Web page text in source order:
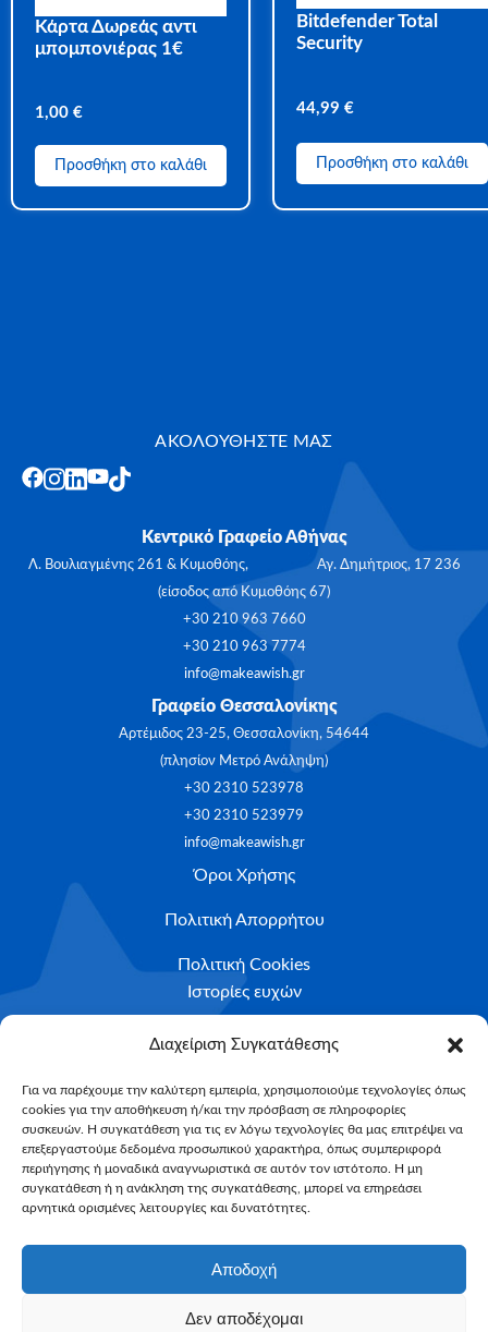
Διαχείριση Συγκατάθεσης
Για να παρέχουμε την καλύτερη εμπειρία, χρησιμοποιούμε τεχνολογίες όπως
cookies για την αποθήκευση ή/και την πρόσβαση σε πληροφορίες
συσκευών. Η συγκατάθεση για τις εν λόγω τεχνολογίες θα μας επιτρέψει να
επεξεργαστούμε δεδομένα προσωπικού χαρακτήρα, όπως συμπεριφορά
περιήγησης ή μοναδικά αναγνωριστικά σε αυτόν τον ιστότοπο. Η μη
συγκατάθεση ή η ανάκληση της συγκατάθεσης, μπορεί να επηρεάσει
αρνητικά ορισμένες λειτουργίες και δυνατότητες.
Αποδοχή
Δεν αποδέχομαι
Κάρτα Δωρεάς αντι
μπομπονιέρας 1€
1,00 €
Προσθήκη στο καλάθι
Bitdefender Total
Security
44,99 €
Προσθήκη στο καλάθι
ΑΚΟΛΟΥΘΗΣΤΕ ΜΑΣ
Κεντρικό Γραφείο Αθήνας
Λ. Βουλιαγμένης 261 & Κυμοθόης, Αγ. Δημήτριος, 17 236
(είσοδος από Κυμοθόης 67)
+30 210 963 7660
+30 210 963 7774
info@makeawish.gr
Γραφείο Θεσσαλονίκης
Αρτέμιδος 23-25, Θεσσαλονίκη, 54644
(πλησίον Μετρό Ανάληψη)
+30 2310 523978
+30 2310 523979
info@makeawish.gr
Όροι Χρήσης
Πολιτική Απορρήτου
Πολιτική Cookies
Ιστορίες ευχών
Το ταξίδι της ευχής
Υποβολή Αιτήματος
NEWSLETTER
Email*